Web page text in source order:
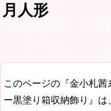
月人形
このページの『金小札茜
ー黒塗り箱収納飾り』は